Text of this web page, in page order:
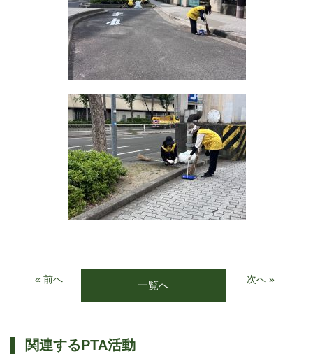
« 前へ 一覧へ 次へ »
関連するPTA活動